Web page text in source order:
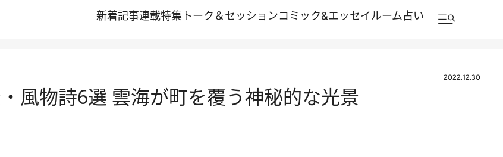
新着記事連載特集 トーク＆セッションコミック&エッセイルーム占い
2022.12.30
風物詩6選 雲海が町を覆う神秘的な光景